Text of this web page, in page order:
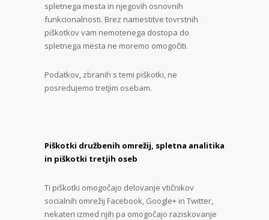
spletnega mesta in njegovih osnovnih
funkcionalnosti. Brez namestitve tovrstnih
piškotkov vam nemotenega dostopa do
spletnega mesta ne moremo omogočiti.
Podatkov, zbranih s temi piškotki, ne
posredujemo tretjim osebam.
Piškotki družbenih omrežij, spletna analitika
in piškotki tretjih oseb
Ti piškotki omogočajo delovanje vtičnikov
socialnih omrežij Facebook, Google+ in Twitter,
nekateri izmed njih pa omogočajo raziskovanje